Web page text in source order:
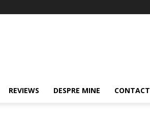
REVIEWS DESPRE MINE CONTACT